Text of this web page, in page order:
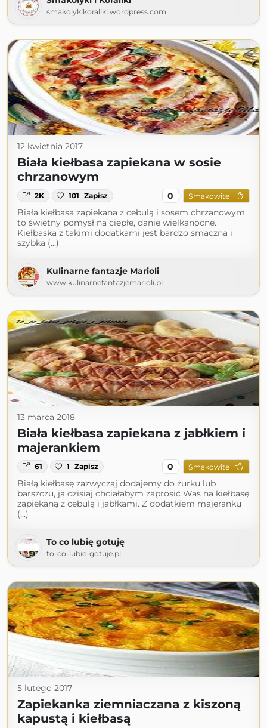
smakolykikoraliki.wordpress.com
12 kwietnia 2017
Biała kiełbasa zapiekana w sosie
chrzanowym
2K 101 Zapisz 0 Smakowite
Biała kiełbasa zapiekana z cebulą i sosem chrzanowym
to świetny pomysł na ciepłe, danie wielkanocne.
Kiełbaska z takimi dodatkami jest bardzo smaczna i
szybka (...)
Kulinarne fantazje Marioli
www.kulinarnefantazjemarioli.pl
13 marca 2018
Biała kiełbasa zapiekana z jabłkiem i
majerankiem
61 1 Zapisz 0 Smakowite
Białą kiełbasę zazwyczaj dodajemy do żurku lub
barszczu, ja dzisiaj chciałabym zaprosić Was na kiełbasę
zapiekaną z cebulą i jabłkami. Z dodatkiem majeranku
(...)
To co lubię gotuję
to-co-lubie-gotuje.pl
5 lutego 2017
Zapiekanka ziemniaczana z kiszoną
kapustą i kiełbasą